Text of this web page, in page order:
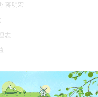
蒋明宏
志